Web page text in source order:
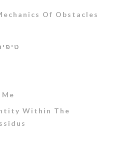
Of Obstacles
Within The